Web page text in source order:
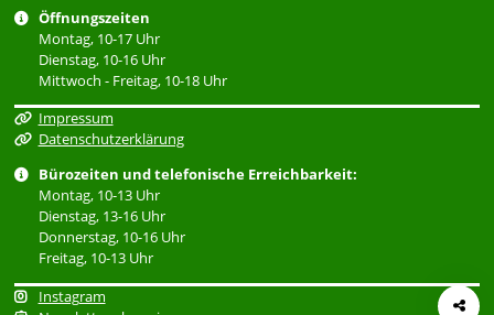
Öffnungszeiten
Montag, 10-17 Uhr
Dienstag, 10-16 Uhr
Mittwoch - Freitag, 10-18 Uhr
Impressum
Datenschutzerklärung
Bürozeiten und telefonische Erreichbarkeit:
Montag, 10-13 Uhr
Dienstag, 13-16 Uhr
Donnerstag, 10-16 Uhr
Freitag, 10-13 Uhr
Instagram